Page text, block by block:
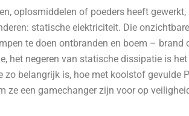
oplosmiddelen of poeders heeft
statische elektriciteit. Die
te doen ontbranden en boem –
het negeren van statische dissipatie is
belangrijk is, hoe met koolstof gevulde
ze een gamechanger zijn voor op